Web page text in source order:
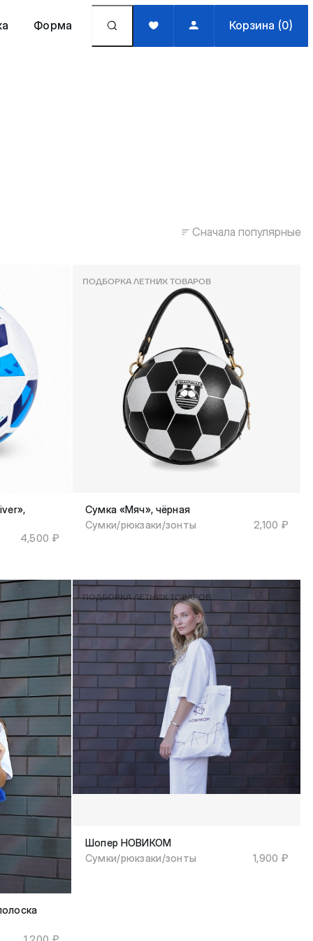
Форма Корзина (0)
Сначала популярные
4,500 ₽
ПОДБОРКА ЛЕТНИХ ТОВАРОВ
Сумка «Мяч», чёрная
Сумки/рюкзаки/зонты
2,100 ₽
ПОДБОРКА ЛЕТНИХ ТОВАРОВ
Шопер НОВИКОМ
Сумки/рюкзаки/зонты
1,900 ₽